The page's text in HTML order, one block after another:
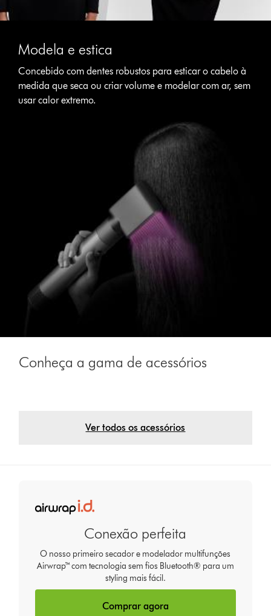
Modela e estica
Concebido com dentes robustos para esticar o cabelo à
medida que seca ou criar volume e modelar com ar, sem
usar calor extremo.
Conheça a gama de acessórios
Ver todos os acessórios
Conexão perfeita
O nosso primeiro secador e modelador multifunções
Airwrap™ com tecnologia sem fios Bluetooth® para um
styling mais fácil.
Comprar agora